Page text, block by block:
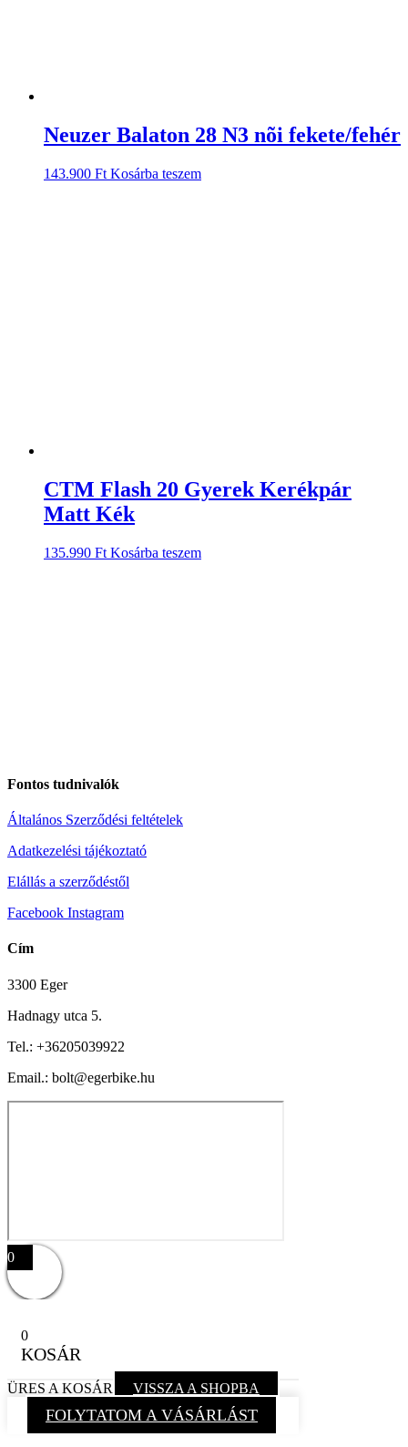
Neuzer Balaton 28 N3 nõi fekete/fehér
143.900 Ft Kosárba teszem
CTM Flash 20 Gyerek Kerékpár
Matt Kék
135.990 Ft Kosárba teszem
Fontos tudnivalók
Általános Szerződési feltételek
Adatkezelési tájékoztató
Elállás a szerződéstől
Facebook Instagram
Cím
3300 Eger
Hadnagy utca 5.
Tel.: +36205039922
Email.: bolt@egerbike.hu
0
0
KOSÁR
ÜRES A KOSÁR VISSZA A SHOPBA
FOLYTATOM A VÁSÁRLÁST